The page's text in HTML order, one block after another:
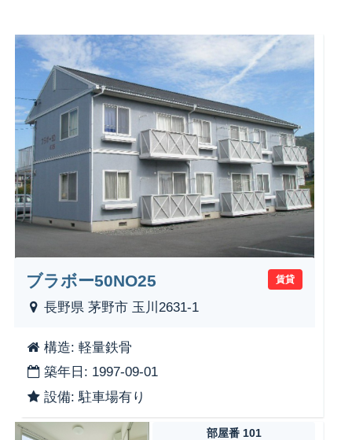
賃貸
ブラボー50NO25
長野県 茅野市 玉川2631-1
構造: 軽量鉄骨
築年日: 1997-09-01
設備: 駐車場有り
部屋番 101